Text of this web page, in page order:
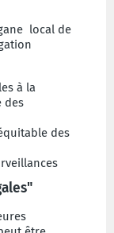
local de
à la
des
des